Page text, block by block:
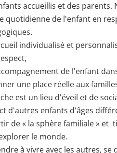
accueillis et des parents.
quotidienne de l'enfant en
individualisé et
de l'enfant
une place réelle aux
est un lieu d'éveil et de
d'autres enfants d'âges
de « la sphère familiale » et
le monde.
à vivre avec les autres,